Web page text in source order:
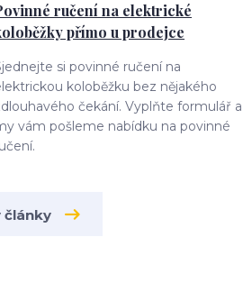
ručení na elektrické
přímo u prodejce
si povinné ručení na
koloběžku bez nějakého
čekání. Vyplňte formulář a
vám pošleme nabídku na povinné
články